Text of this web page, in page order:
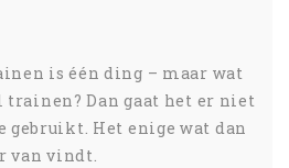
is één ding – maar wat
Dan gaat het er niet
gebruikt. Het enige wat dan
van vindt.